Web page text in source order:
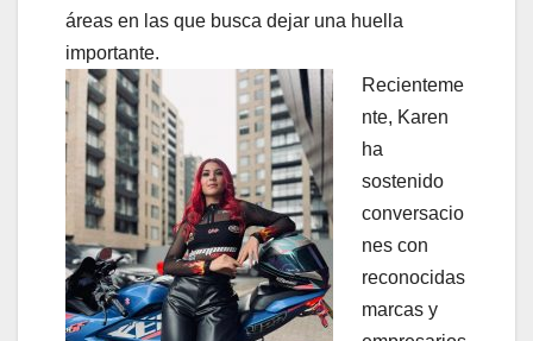
áreas en las que busca dejar una huella
importante.
Recienteme
nte, Karen
ha
sostenido
conversacio
nes con
reconocidas
marcas y